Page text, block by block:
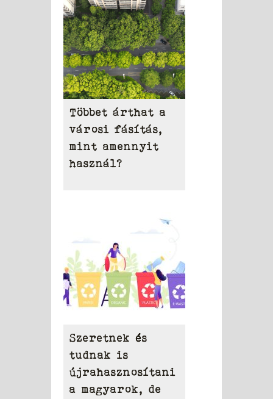
Többet árthat a
városi fásítás,
mint amennyit
használ?
Szeretnek és
tudnak is
újrahasznosítani
a magyarok, de